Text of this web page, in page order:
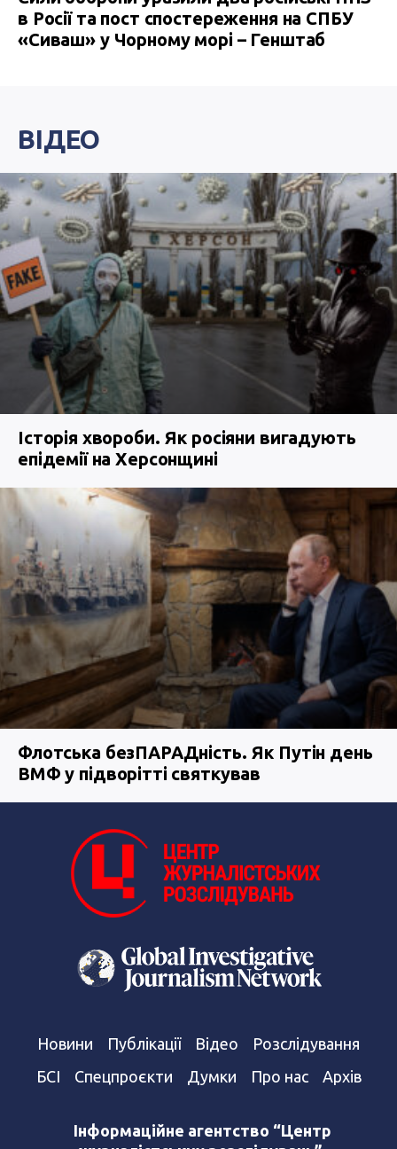
в Росії та пост спостереження на СПБУ
«Сиваш» у Чорному морі – Генштаб
ВІДЕО
Історія хвороби. Як росіяни вигадують
епідемії на Херсонщині
Флотська безПАРАДність. Як Путін день
ВМФ у підворітті святкував
Новини Публікації Відео
Розслідування
БСІ
Спецпроєкти Думки Про нас Архів
Інформаційне агентство “Центр